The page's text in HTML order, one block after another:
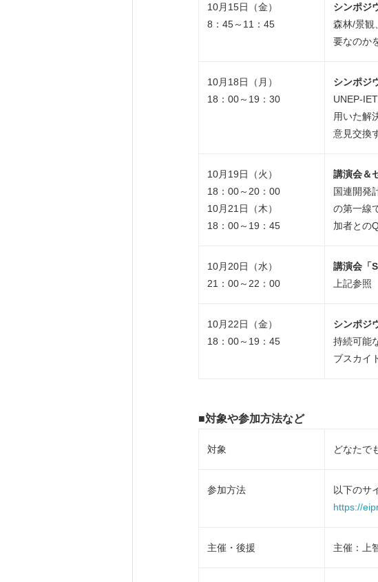
10月15日（金）
8：45～11：45
シンポジ
森林/景観
要なのか
10月18日（月）
18：00～19：30
シンポジ
UNEP-
用いた解
意見交換
10月19日（火）
18：00～20：00
10月21日（木）
18：00～19：45
講演会＆
国連開発
の第一線
加者との
10月20日（水）
21：00～22：00
講演会「
上記参照
10月22日（金）
18：00～19：45
シンポジ
持続可能
ブスカイ
■対象や参加方法など
対象 どなたで
参加方法
以下のサ
https://
主催・後援 主催：上